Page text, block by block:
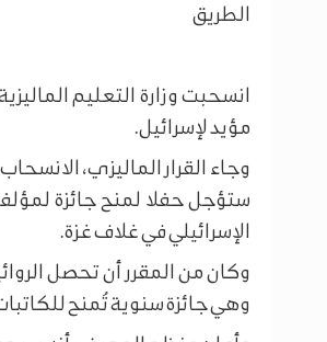
الطريق
انسحبت وزارة التعليم
مؤيد لإسرائيل.
وجاء القرار الماليزي،
ستؤجل حفلا لمنح جائزة
الإسرائيلي في غلاف غزة.
وهي جائزة سنوية تُمنح للكاتبات